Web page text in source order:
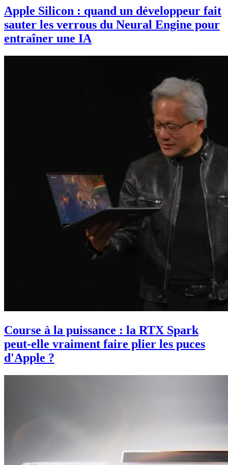
Apple Silicon : quand un développeur fait
sauter les verrous du Neural Engine pour
entraîner une IA
Course à la puissance : la RTX Spark
peut-elle vraiment faire plier les puces
d'Apple ?